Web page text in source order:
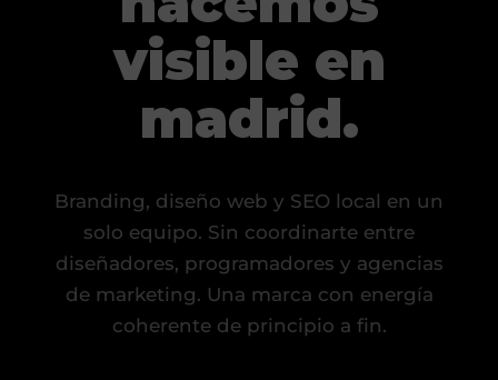
visible en
madrid.
Branding, diseño web y SEO local en un
solo equipo. Sin coordinarte entre
diseñadores, programadores y agencias
de marketing. Una marca con energía
coherente de principio a fin.